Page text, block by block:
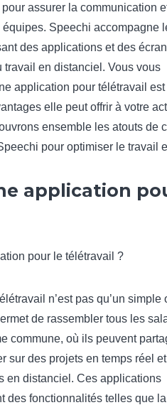
assurer la communication
Speechi accompagne
des applications et des
travail en distanciel. Vous vous
application pour télétravail est
elle peut offrir à votre
ensemble les atouts de
pour optimiser le travail
application
n’est pas qu’un simple
de rassembler tous les
commune, où ils peuvent
sur des projets en temps réel et
en distanciel. Ces applications
des fonctionnalités telles que la